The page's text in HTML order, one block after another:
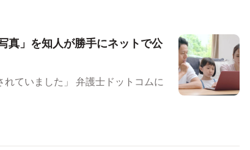
真」を知人が勝手にネットで公
弁護士ドットコムに